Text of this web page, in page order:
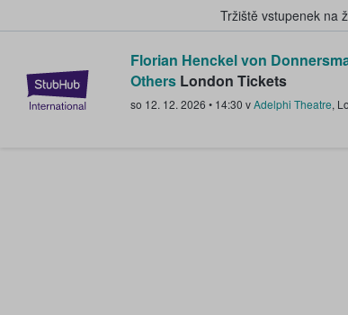
Tržiště vstupenek na
StubHub – Místo, kde
Florian Henckel von
OthersLondon Tickets
so 12. 12. 2026 • 14:30 vAdelphi Theatre,